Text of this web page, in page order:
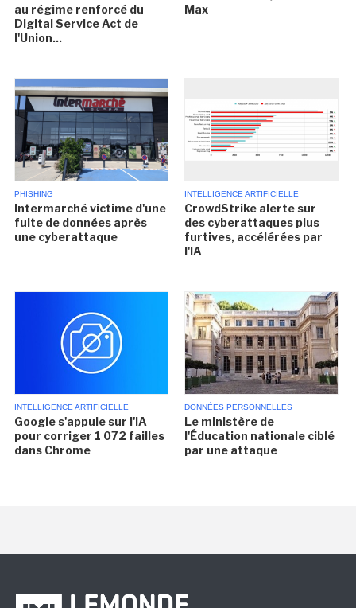
au régime renforcé du
Digital Service Act de
l'Union...
Max
PHISHING
Intermarché victime d'une
fuite de données après
une cyberattaque
INTELLIGENCE ARTIFICIELLE
CrowdStrike alerte sur
des cyberattaques plus
furtives, accélérées par
l'IA
INTELLIGENCE ARTIFICIELLE
Google s'appuie sur l'IA
pour corriger 1 072 failles
dans Chrome
DONNÉES PERSONNELLES
Le ministère de
l'Éducation nationale ciblé
par une attaque